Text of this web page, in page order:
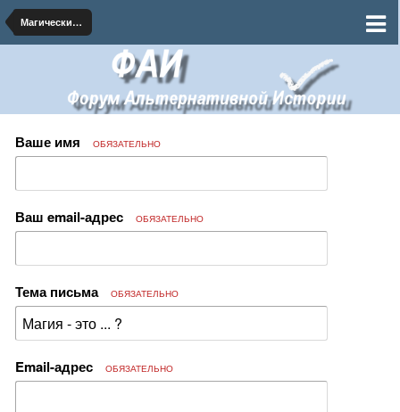
Магический университет
Ваше имя ОБЯЗАТЕЛЬНО
Ваш email-адрес ОБЯЗАТЕЛЬНО
Тема письма ОБЯЗАТЕЛЬНО
Email-адрес ОБЯЗАТЕЛЬНО